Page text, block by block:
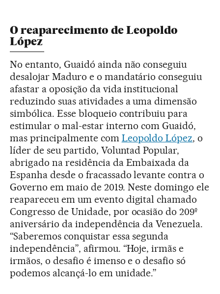
O reaparecimento de Leopoldo
López
No entanto, Guaidó ainda não conseguiu
desalojar Maduro e o mandatário conseguiu
afastar a oposição da vida institucional
reduzindo suas atividades a uma dimensão
simbólica. Esse bloqueio contribuiu para
estimular o mal-estar interno com Guaidó,
mas principalmente com Leopoldo López, o
líder de seu partido, Voluntad Popular,
abrigado na residência da Embaixada da
Espanha desde o fracassado levante contra o
Governo em maio de 2019. Neste domingo ele
reapareceu em um evento digital chamado
Congresso de Unidade, por ocasião do 209º
aniversário da independência da Venezuela.
“Saberemos conquistar essa segunda
independência”, afirmou. “Hoje, irmãs e
irmãos, o desafio é imenso e o desafio só
podemos alcançá-lo em unidade.”